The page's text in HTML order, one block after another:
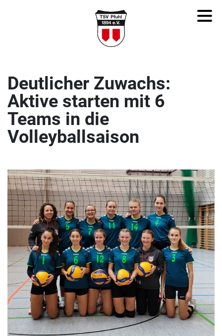
Deutlicher Zuwachs:
Aktive starten mit 6
Teams in die
Volleyballsaison